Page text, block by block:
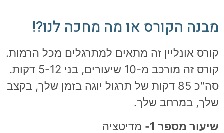
מבנה הקורס או מה מחכה לנו?!
קורס אונליין זה מתאים למתרגלים מכל הרמות.
קורס זה מורכב מ-10 שיעורים, בני 5-12 דקות.
סה"כ 85 דקות של תרגול יוגה בזמן שלך, בקצב
שלך, במרחב שלך.
שיעור מספר 1-
מדיטציה